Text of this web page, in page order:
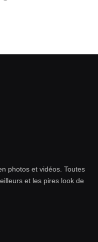
photos et vidéos. Toutes
et les pires look de